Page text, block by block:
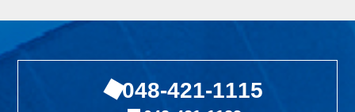
048-421-1115